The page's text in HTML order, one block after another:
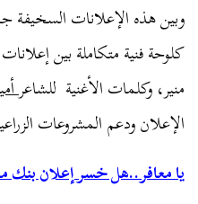
وبين هذه الإعلانات السخيفة
كلوحة فنية متكاملة بين
منير، وكلمات الأغنية للشاعر
الإعلان ودعم المشروعات
يا معافر..هل خسر إعلان